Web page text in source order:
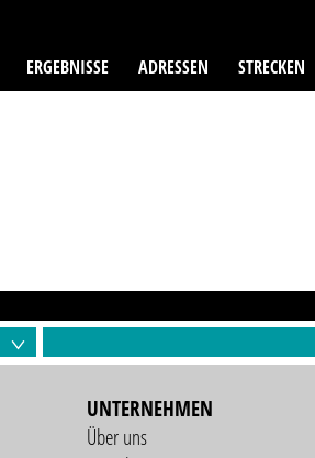
ERGEBNISSE ADRESSEN STRECKEN
UNTERNEHMEN
Über uns